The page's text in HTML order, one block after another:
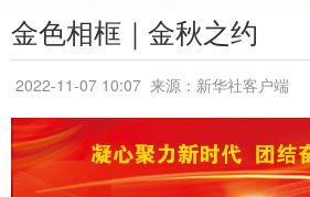
金色相框｜金秋之约
2022-11-07 10:07 来源：新华社客户端